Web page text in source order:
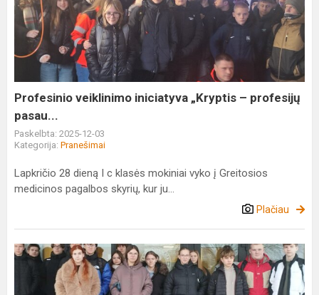
iniciatyva
„Kryptis
profesijų
Profesinio veiklinimo iniciatyva „Kryptis – profesijų
pasau...
Paskelbta: 2025-12-03
Kategorija: Pranešimai
Lapkričio 28 dieną I c klasės mokiniai vyko į Greitosios
medicinos pagalbos skyrių, kur ju...
Plačiau
„Sumanaus
moksleivio
akademijos“